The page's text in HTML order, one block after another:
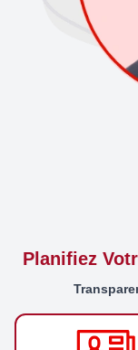
Planifiez